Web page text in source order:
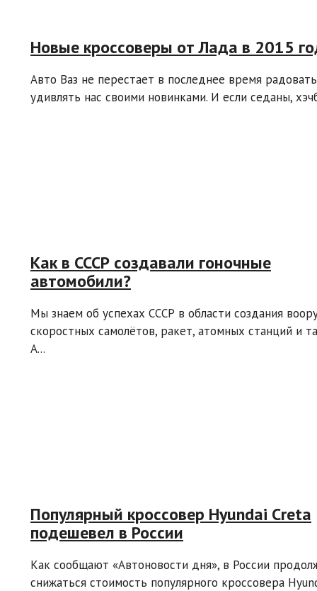
Новые кроссоверы от Лада в 2015
Авто Ваз не перестает в последнее время
удивлять нас своими новинками. И если седаны,
Как в СССР создавали гоночные
автомобили?
Мы знаем об успехах СССР в области создания
скоростных самолётов, ракет, атомных станций и
А...
Популярный кроссовер Hyundai Creta
подешевел в России
Как сообщают «Автоновости дня», в России
снижаться стоимость популярного кроссовера